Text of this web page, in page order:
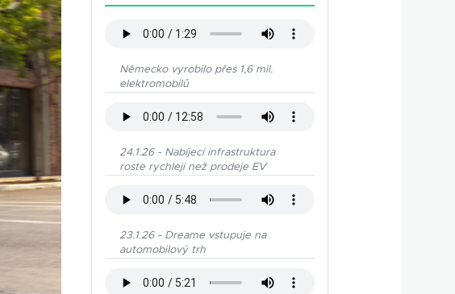
Německo vyrobilo přes 1,6 mil.
elektromobilů
24.1.26 - Nabíjecí infrastruktura
roste rychleji než prodeje EV
23.1.26 - Dreame vstupuje na
automobilový trh